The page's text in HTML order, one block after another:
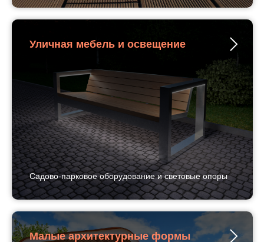
Уличная мебель и освещение
Садово-парковое оборудование и световые опоры
Малые архитектурные формы